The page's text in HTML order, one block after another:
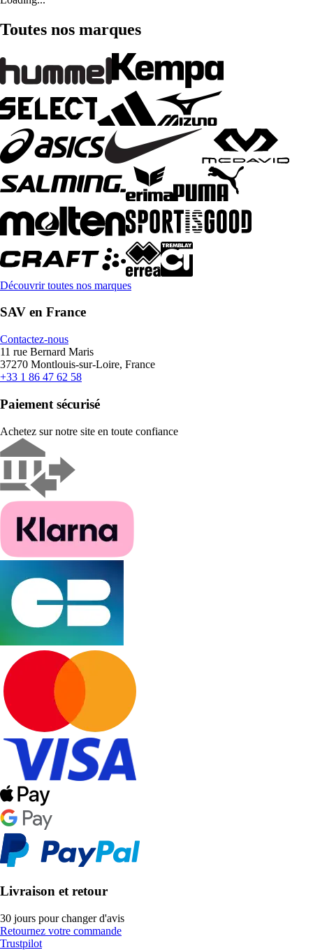
Toutes nos marques
Découvrir toutes nos marques
SAV en France
Contactez-nous
11 rue Bernard Maris
37270 Montlouis-sur-Loire, France
+33 1 86 47 62 58
Paiement sécurisé
Achetez sur notre site en toute confiance
Livraison et retour
30 jours pour changer d'avis
Retournez votre commande
Trustpilot